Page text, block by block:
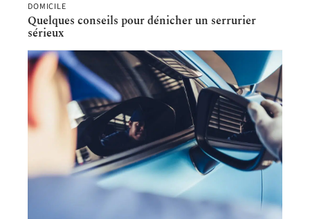
DOMICILE
Quelques conseils pour dénicher un serrurier
sérieux